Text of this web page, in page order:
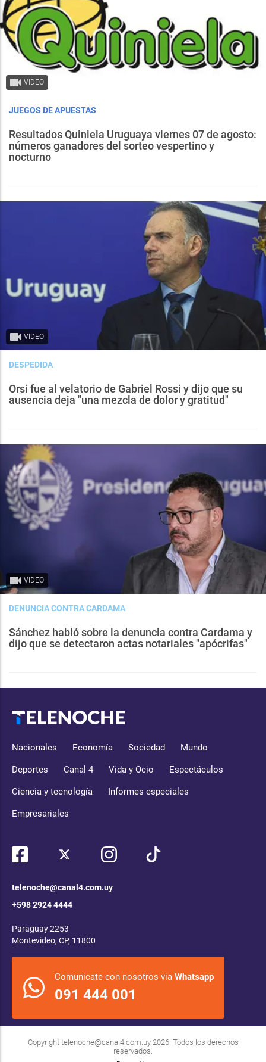
VIDEO
JUEGOS DE APUESTAS
Resultados Quiniela Uruguaya viernes 07 de agosto:
números ganadores del sorteo vespertino y
nocturno
VIDEO
DESPEDIDA
Orsi fue al velatorio de Gabriel Rossi y dijo que su
ausencia deja "una mezcla de dolor y gratitud"
VIDEO
DENUNCIA CONTRA CARDAMA
Sánchez habló sobre la denuncia contra Cardama y
dijo que se detectaron actas notariales "apócrifas"
Nacionales Economía Sociedad Mundo
Deportes Canal 4 Vida y Ocio Espectáculos
Ciencia y tecnología Informes especiales
Empresariales
telenoche@canal4.com.uy
+598 2924 4444
Paraguay 2253
Montevideo, CP, 11800
Comunicate con nosotros via Whatsapp
091 444 001
Copyright telenoche@canal4.com.uy2026. Todos los derechos
reservados.